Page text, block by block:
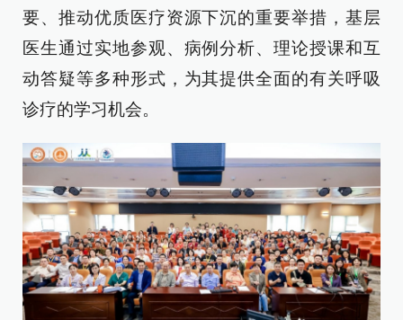
要、推动优质医疗资源下沉的重要举措，基层
医生通过实地参观、病例分析、理论授课和互
动答疑等多种形式，为其提供全面的有关呼吸
诊疗的学习机会。